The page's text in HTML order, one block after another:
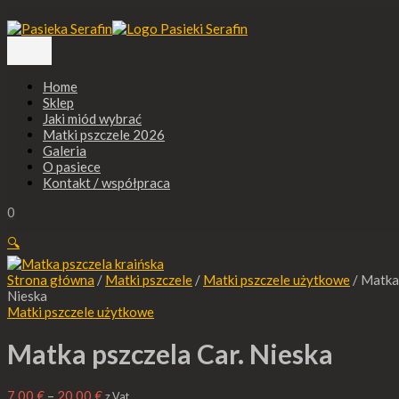
do
treści
Home
Sklep
Jaki miód wybrać
Matki pszczele 2026
Galeria
O pasiece
Kontakt / współpraca
0
🔍
Strona główna / Matki pszczele / Matki pszczele użytkowe /
Nieska
Matki pszczele użytkowe
Matka pszczela Car. Nieska
7,00 € – 20,00 €
cen:
od
Matka
pszczela